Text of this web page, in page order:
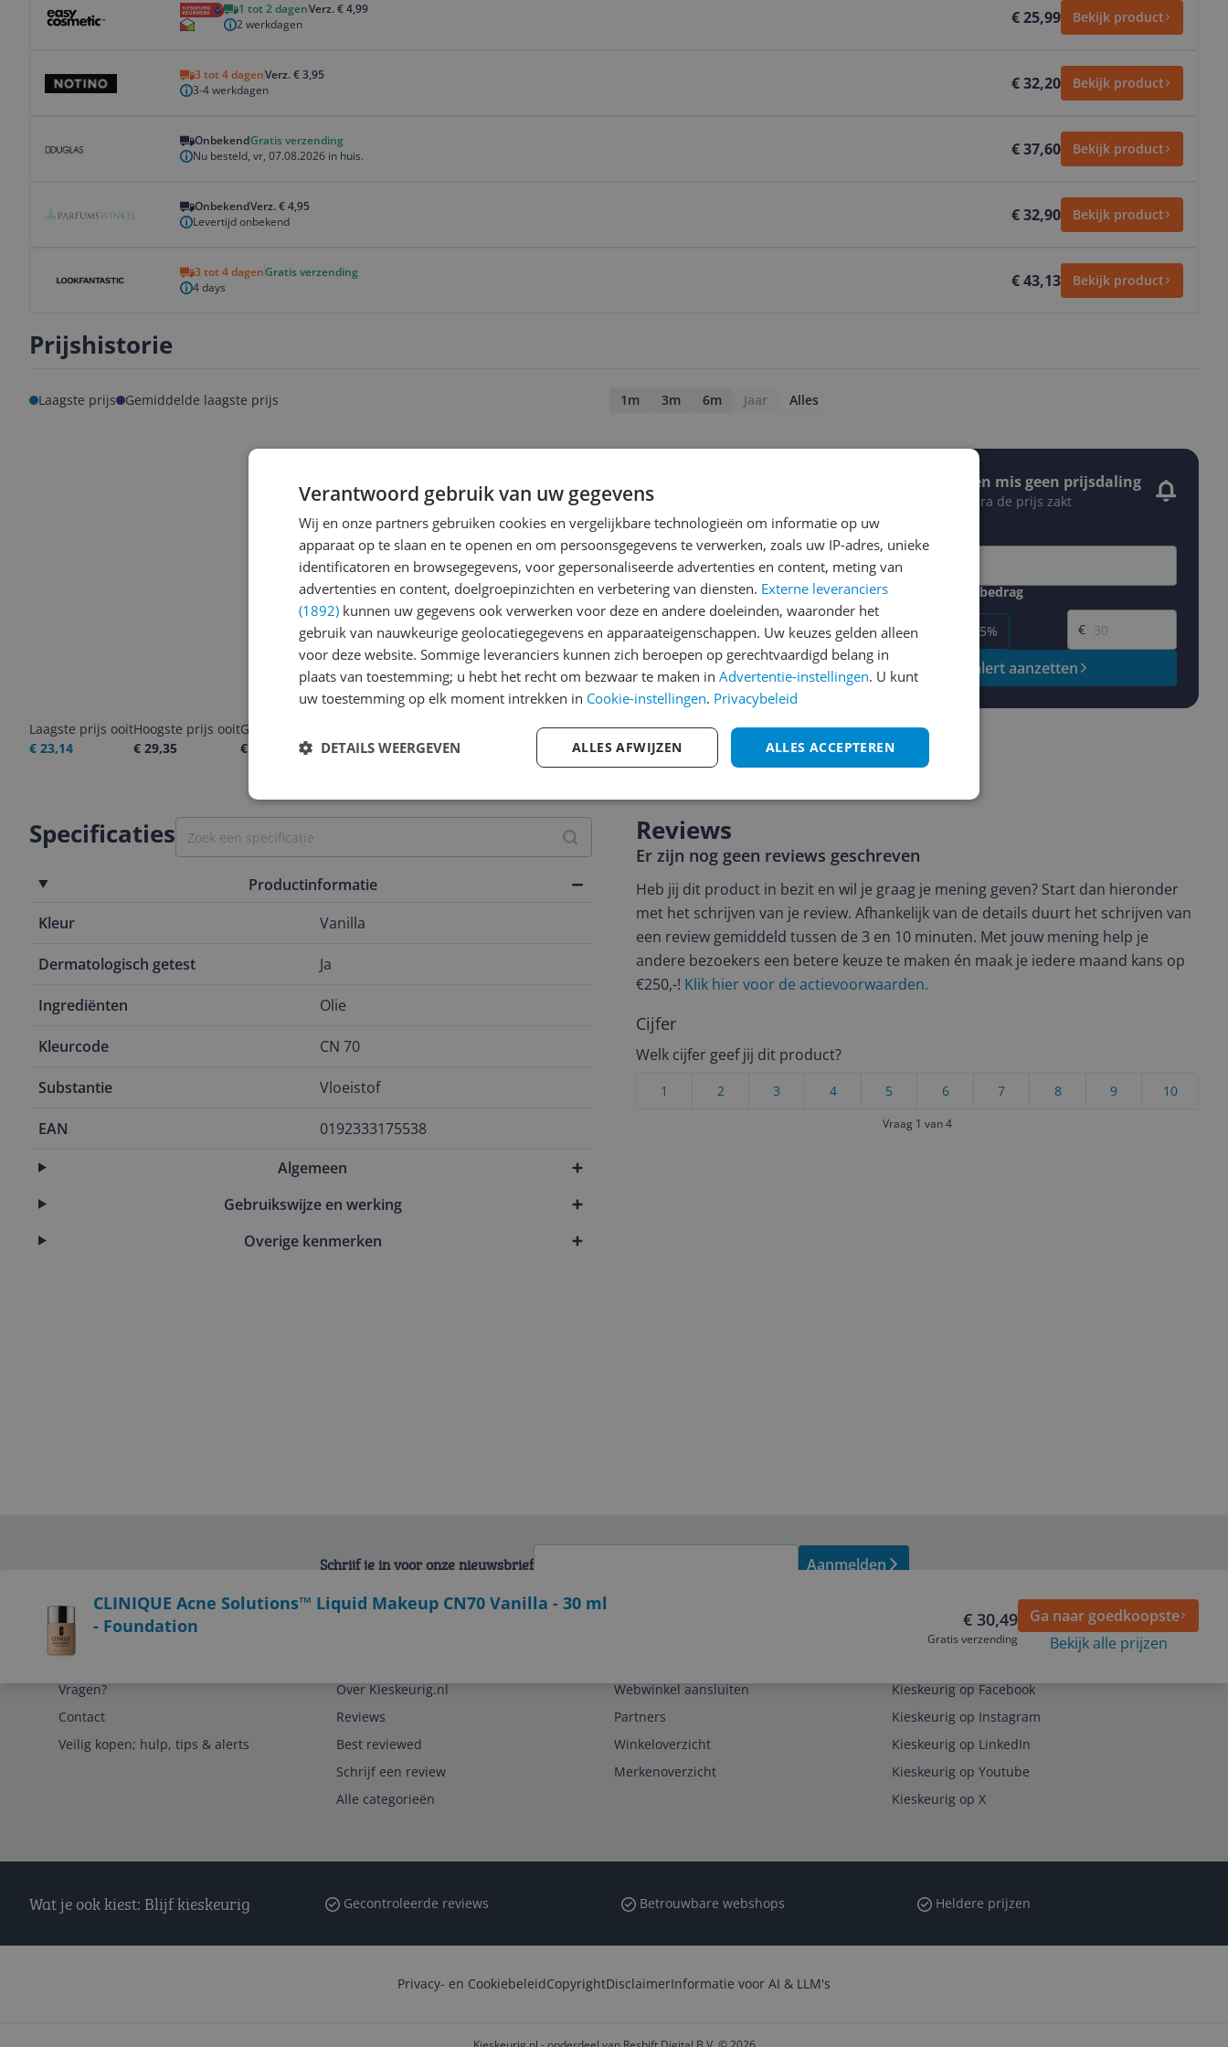
1 tot 2 dagenVerz. € 4,99
2 werkdagen
€ 25,99 Bekijk product
3 tot 4 dagenVerz. € 3,95
3-4 werkdagen
€ 32,20 Bekijk product
OnbekendGratis verzending
Nu besteld, vr, 07.08.2026 in huis.
€ 37,60 Bekijk product
OnbekendVerz. € 4,95
Levertijd onbekend
€ 32,90 Bekijk product
3 tot 4 dagenGratis verzending
4 days
€ 43,13 Bekijk product
Prijshistorie
Laagste prijs Gemiddelde laagste prijs 1m 3m 6m Jaar Alles
Laagste prijs ooit
€ 23,14
Hoogste prijs ooit
€ 29,35
Goedkoopste nu
€ 25,99
05-08-2026
Stel een alert in en mis geen prijsdaling
Krijg een seintje zodra de prijs zakt
Jouw e-mailadres
Gewenste daling of bedrag
-5% -10% -15%
Gewenste prijs
€
Prijsalert aanzetten
Specificaties
Productinformatie
Kleur
Vanilla
Dermatologisch getest Ja
Ingrediënten Olie
Kleurcode CN 70
Substantie Vloeistof
EAN
0192333175538
Algemeen
Gebruikswijze en werking
Overige kenmerken
Reviews
Er zijn nog geen reviews geschreven
Heb jij dit product in bezit en wil je graag je mening geven? Start dan hieronder
met het schrijven van je review. Afhankelijk van de details duurt het schrijven van
een review gemiddeld tussen de 3 en 10 minuten. Met jouw mening help je
andere bezoekers een betere keuze te maken én maak je iedere maand kans op
€250,-! Klik hier voor de actievoorwaarden.
Cijfer
Welk cijfer geef jij dit product?
10
9
8
7
6
5
4
3
2
1
Vraag 1 van 4
CLINIQUE Acne Solutions™ Liquid Makeup CN70 Vanilla - 30 ml
- Foundation
€ 30,49
Gratis verzending
Ga naar goedkoopste
Bekijk alle prijzen
Schrijf je in voor onze nieuwsbrief Aanmelden
Service
Vragen?
Contact
Veilig kopen; hulp, tips & alerts
Over Kieskeurig.nl
Reviews
Best reviewed
Schrijf een review
Alle categorieën
Webwinkel aansluiten
Partners
Winkeloverzicht
Merkenoverzicht
Kieskeurig op Facebook
Kieskeurig op Instagram
Kieskeurig op LinkedIn
Kieskeurig op Youtube
Kieskeurig op X
Wat je ook kiest: Blijf kieskeurig Gecontroleerde reviews Betrouwbare webshops Heldere prijzen
Privacy- en CookiebeleidCopyrightDisclaimerInformatie voor AI & LLM's
Verantwoord gebruik van uw gegevens
Wij en onze partners gebruiken cookies en vergelijkbare technologieën om informatie op uw
apparaat op te slaan en te openen en om persoonsgegevens te verwerken, zoals uw IP-adres, unieke
identificatoren en browsegegevens, voor gepersonaliseerde advertenties en content, meting van
advertenties en content, doelgroepinzichten en verbetering van diensten. Externe leveranciers
(1892) kunnen uw gegevens ook verwerken voor deze en andere doeleinden, waaronder het
gebruik van nauwkeurige geolocatiegegevens en apparaateigenschappen. Uw keuzes gelden alleen
voor deze website. Sommige leveranciers kunnen zich beroepen op gerechtvaardigd belang in
plaats van toestemming; u hebt het recht om bezwaar te maken in Advertentie-instellingen. U kunt
uw toestemming op elk moment intrekken in Cookie-instellingen. Privacybeleid
ALLES ACCEPTEREN
ALLES AFWIJZEN
DETAILS WEERGEVEN